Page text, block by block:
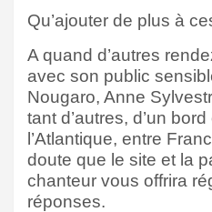
Qu’ajouter de plus à
A quand d’autres
avec son public
Nougaro, Anne
tant d’autres, d’un
l’Atlantique, entre
doute que le site et la
chanteur vous offrira
réponses.